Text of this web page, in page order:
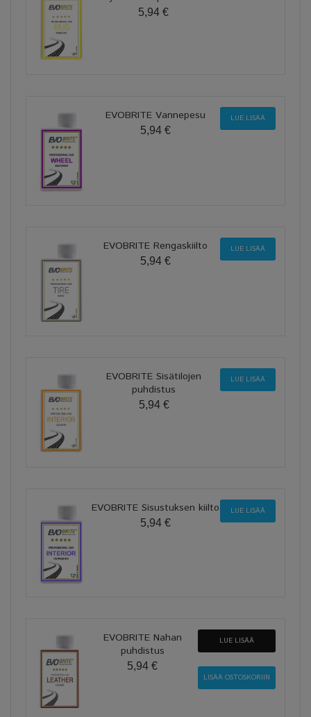
5,94 €
EVOBRITE Vannepesu
5,94 €
LUE LISÄÄ
EVOBRITE Rengaskiilto
5,94 €
LUE LISÄÄ
EVOBRITE Sisätilojen
puhdistus
5,94 €
LUE LISÄÄ
EVOBRITE Sisustuksen kiilto
5,94 €
LUE LISÄÄ
EVOBRITE Nahan
puhdistus
5,94 €
LUE LISÄÄ